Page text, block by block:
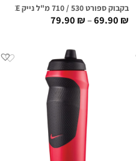
בקבוק ספורט 530 / 710 מ"ל נייק HYPERFUEL SQUEEZE לבן/טורקיז
69.90₪
–
79.90₪